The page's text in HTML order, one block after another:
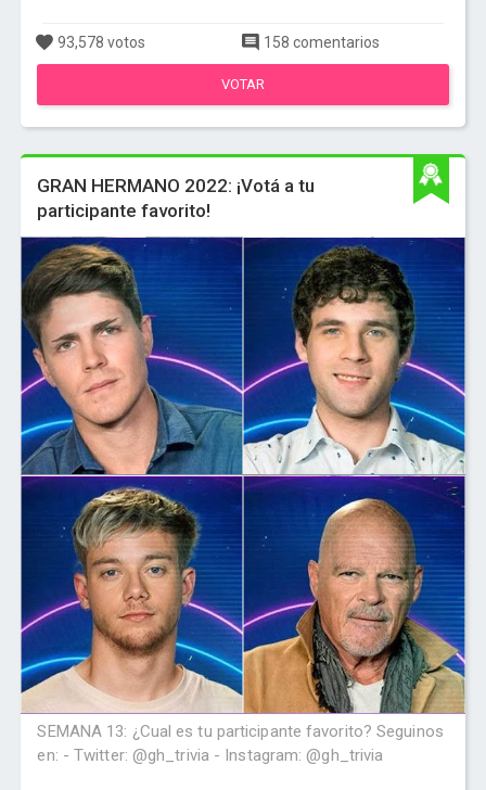
93,578 votos 158 comentarios
VOTAR
GRAN HERMANO 2022: ¡Votá a tu
participante favorito!
SEMANA 13: ¿Cual es tu participante favorito? Seguinos
en: - Twitter: @gh_trivia - Instagram: @gh_trivia